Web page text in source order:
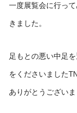
一度展覧会に行っ
きました。
足もとの悪い中足
をくださいました
ありがとうございま